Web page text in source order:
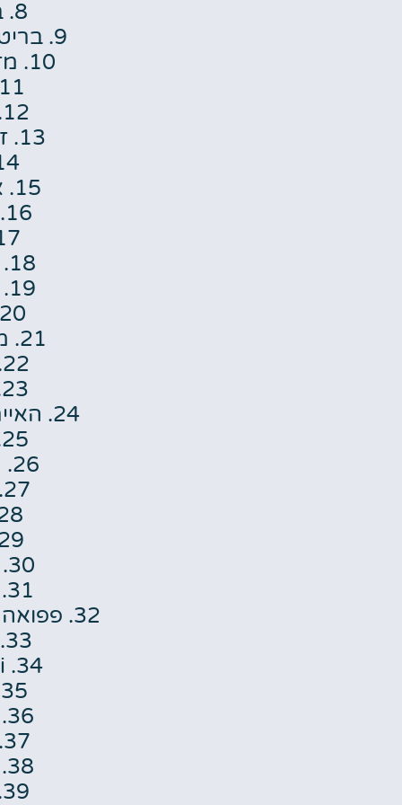
8. בהוטאן
9. בריטניה הגדולה
10. מזרח טימור
11.
12. זמביה
13. זימבבואה
14.
15. אינדונזיה
16. אירלנד
17.
18. קפריסין
19. קיריבטי
20. לסוטו
21. מאוריציוס
22. מלאווי
23. מלזיה
24. האיים המלדיביים
25. מלטה
26. מוזמביק
27. נמיביה
28.
29.
30. ניו זילנד
31. פקיסטן
32. פפואה גיניאה החדשה
33. סמואה
34. Eswatini
35. סיישל
36. סינגפור
37. סורינם
38. תאילנד
39. טנזניה